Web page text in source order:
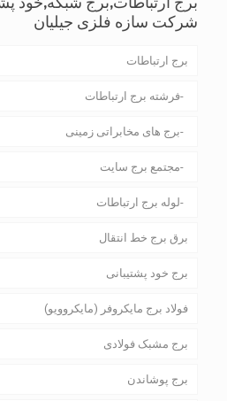
شرکت سازه فلزی جیلیان
برج ارتباطات
فرشته برج ارتباطات
برج های مخابراتی زمینی
مجتمع برج سایت
لوله برج ارتباطات
برق برج خط انتقال
برج خود پشتیبانی
فولاد برج مایکروفر (مایکروویو)
برج مشبک فولادی
برج پوشاندن